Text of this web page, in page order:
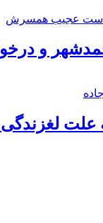
محمدشهر و
لغزندگی